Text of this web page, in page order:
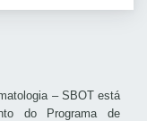
– SBOT está
do Programa de